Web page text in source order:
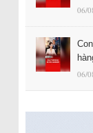
06/
06/